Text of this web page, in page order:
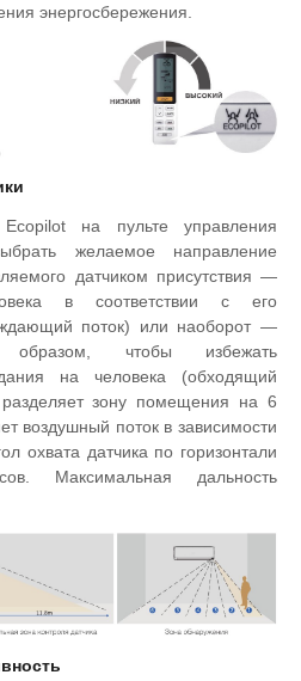
энергосбережения.
на пульте управления
желаемое направление
датчиком присутствия —
в соответствии с его
поток) или наоборот —
образом, чтобы избежать
на человека (обходящий
зону помещения на 6
воздушный поток в зависимости
охвата датчика по горизонтали
Максимальная дальность